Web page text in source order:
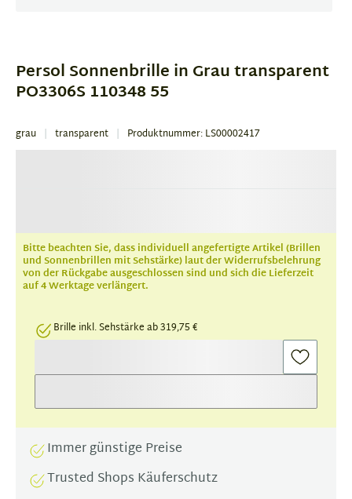
4
Persol Sonnenbrille in Grau transparent
PO3306S 110348 55
grau transparent Produktnummer: LS00002417
Bitte beachten Sie, dass individuell angefertigte Artikel (Brillen
und Sonnenbrillen mit Sehstärke) laut der Widerrufsbelehrung
von der Rückgabe ausgeschlossen sind und sich die Lieferzeit
auf 4 Werktage verlängert.
Brille inkl. Sehstärke ab 319,75 €
Immer günstige Preise
Trusted Shops Käuferschutz